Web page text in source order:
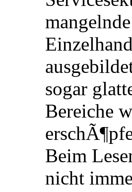
sogar
Bereiche
Beim
nicht